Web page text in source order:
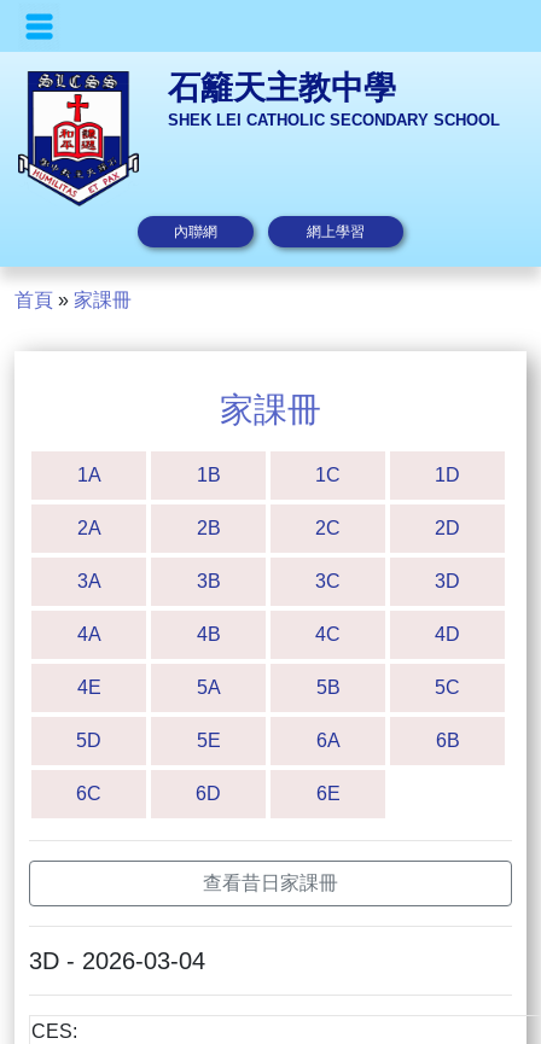
石籬天主教中學
SHEK LEI CATHOLIC SECONDARY SCHOOL
內聯網 網上學習
首頁 » 家課冊
家課冊
1A 1B 1C 1D
2A 2B 2C 2D
3A 3B 3C 3D
4A 4B 4C 4D
4E 5A 5B 5C
5D 5E 6A 6B
6C 6D 6E
查看昔日家課冊
3D - 2026-03-04
CES: